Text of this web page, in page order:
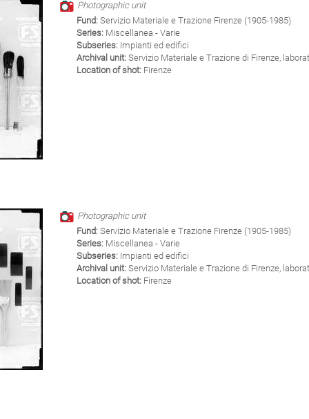
Photographic unit
Fund:Servizio Materiale e Trazione Firenze (1905-1985)
Series:Miscellanea - Varie
Subseries:Impianti ed edifici
Archival unit:Servizio Materiale e Trazione di Firenze,
Location of shot:Firenze
Photographic unit
Fund:Servizio Materiale e Trazione Firenze (1905-1985)
Series:Miscellanea - Varie
Subseries:Impianti ed edifici
Archival unit:Servizio Materiale e Trazione di Firenze,
Location of shot:Firenze